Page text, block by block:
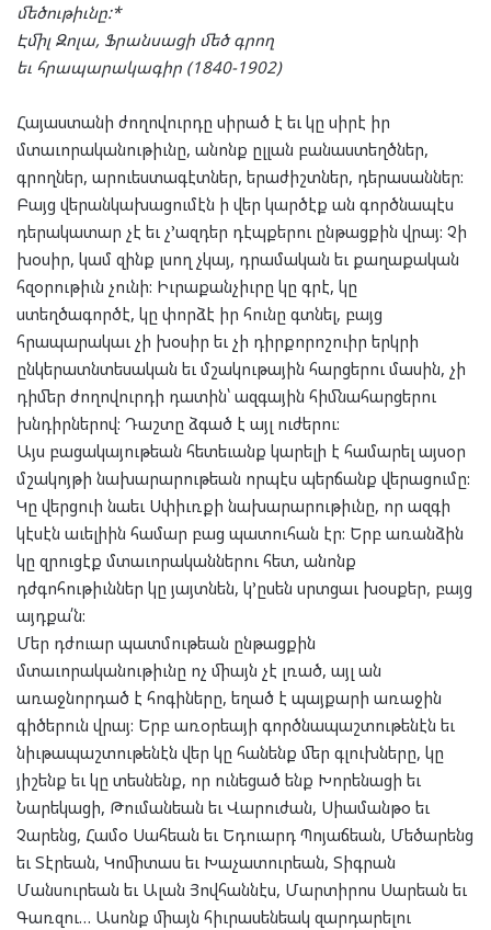
մեծութիւնը:*
Էմիլ Զոլա, Ֆրանսացի մեծ գրող
եւ հրապարակագիր (1840-1902)
Հայաստանի ժողովուրդը սիրած է եւ կը սիրէ իր
մտաւորականութիւնը, անոնք ըլլան բանաստեղծներ,
գրողներ, արուեստագէտներ, երաժիշտներ, դերասաններ:
Բայց վերանկախացումէն ի վեր կարծէք ան գործնապէս
դերակատար չէ եւ չ’ազդեր դէպքերու ընթացքին վրայ: Չի
խօսիր, կամ զինք լսող չկայ, դրամական եւ քաղաքական
հզօրութիւն չունի: Իւրաքանչիւրը կը գրէ, կը
ստեղծագործէ, կը փորձէ իր հունը գտնել, բայց
հրապարակաւ չի խօսիր եւ չի դիրքորոշուիր երկրի
ընկերատնտեսական եւ մշակութային հարցերու մասին, չի
դիմեր ժողովուրդի դատին՝ ազգային հիմնահարցերու
խնդիրներով: Դաշտը ձգած է այլ ուժերու:
Այս բացակայութեան հետեւանք կարելի է համարել այսօր
մշակոյթի նախարարութեան որպէս պերճանք վերացումը:
Կը վերցուի նաեւ Սփիւռքի նախարարութիւնը, որ ազգի
կէսէն աւելիին համար բաց պատուհան էր: Երբ առանձին
կը զրուցէք մտաւորականներու հետ, անոնք
դժգոհութիւններ կը յայտնեն, կ’ըսեն սրտցաւ խօսքեր, բայց
այդքա՛ն:
Մեր դժուար պատմութեան ընթացքին
մտաւորականութիւնը ոչ միայն չէ լռած, այլ ան
առաջնորդած է հոգիները, եղած է պայքարի առաջին
գիծերուն վրայ: Երբ առօրեայի գործնապաշտութենէն եւ
նիւթապաշտութենէն վեր կը հանենք մեր գլուխները, կը
յիշենք եւ կը տեսնենք, որ ունեցած ենք Խորենացի եւ
Նարեկացի, Թումանեան եւ Վարուժան, Սիամանթօ եւ
Չարենց, Համօ Սահեան եւ Եդուարդ Պոյաճեան, Մեծարենց
եւ Տէրեան, Կոմիտաս եւ Խաչատուրեան, Տիգրան
Մանսուրեան եւ Ալան Յովհաննէս, Մարտիրոս Սարեան եւ
Գառզու… Ասոնք միայն հիւրասենեակ զարդարելու